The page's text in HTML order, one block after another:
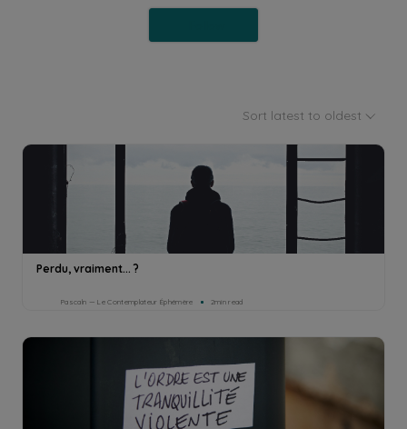
Sort latest to oldest
Perdu, vraiment... ?
Pascaln — Le Contemplateur Éphémère 2min read